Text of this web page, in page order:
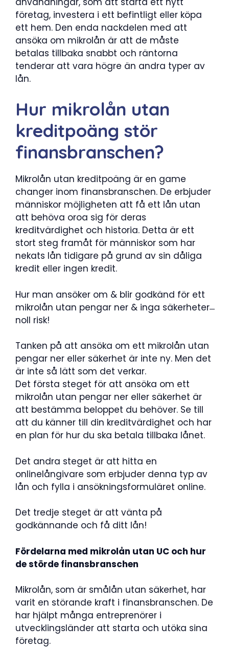
företag, investera i ett befintligt eller köpa
ett hem. Den enda nackdelen med att
ansöka om mikrolån är att de måste
betalas tillbaka snabbt och räntorna
tenderar att vara högre än andra typer av
lån.
Hur mikrolån utan
kreditpoäng stör
finansbranschen?
Mikrolån utan kreditpoäng är en game
changer inom finansbranschen. De erbjuder
människor möjligheten att få ett lån utan
att behöva oroa sig för deras
kreditvärdighet och historia. Detta är ett
stort steg framåt för människor som har
nekats lån tidigare på grund av sin dåliga
kredit eller ingen kredit.
Hur man ansöker om & blir godkänd för ett
mikrolån utan pengar ner & inga säkerheter ̶
noll risk!
Tanken på att ansöka om ett mikrolån utan
pengar ner eller säkerhet är inte ny. Men det
är inte så lätt som det verkar.
Det första steget för att ansöka om ett
mikrolån utan pengar ner eller säkerhet är
att bestämma beloppet du behöver. Se till
att du känner till din kreditvärdighet och har
en plan för hur du ska betala tillbaka lånet.
Det andra steget är att hitta en
onlinelångivare som erbjuder denna typ av
lån och fylla i ansökningsformuläret online.
Det tredje steget är att vänta på
godkännande och få ditt lån!
Fördelarna med mikrolån utan UC och hur
de störde finansbranschen
Mikrolån, som är smålån utan säkerhet, har
varit en störande kraft i finansbranschen. De
har hjälpt många entreprenörer i
utvecklingsländer att starta och utöka sina
företag.